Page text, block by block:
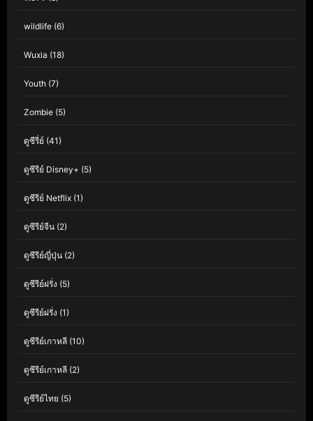
wildlife (6)
Wuxia (18)
Youth (7)
Zombie (5)
ดูซีรี่ย์ (41)
ดูซีรีย์ Disney+ (5)
ดูซีรีย์ Netflix (1)
ดูซีรีย์จีน (2)
ดูซีรีย์ญี่ปุ่น (2)
ดูซีรีย์ฝรั่ง (5)
ดูซีรีย์ฝรั่ง (1)
ดูซีรีย์เกาหลี (10)
ดูซีรีย์เกาหลี (2)
ดูซีรีย์ไทย (5)